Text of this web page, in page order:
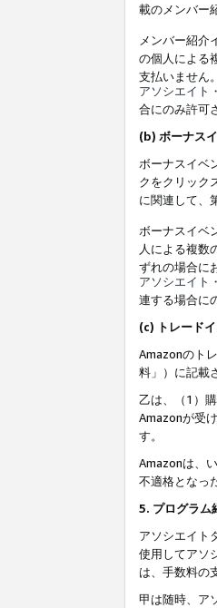
載のメンバー
メンバー紹介
の個人による
支払いません
アソシエイト
合にのみ許可
(b) ボーナス
ボーナスイベ
クをクリック
に関連して、
ボーナスイベ
人による複数
ずれの場合に
アソシエイト
連する場合に
(c) トレード
Amazonのト
料」）に記載
乙は、（1）
Amazonが受
す。
Amazonは、
不適格となっ
5. プログラム
アソシエイト
使用してアソ
は、手数料の
甲は随時、ア